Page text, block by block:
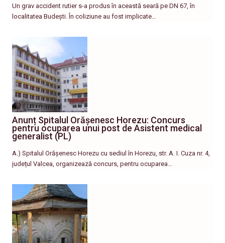
Un grav accident rutier s-a produs în această seară pe DN 67, în
localitatea Budești. În coliziune au fost implicate…
Anunț Spitalul Orășenesc Horezu: Concurs
pentru ocuparea unui post de Asistent medical
generalist (PL)
A.) Spitalul Orășenesc Horezu cu sediul în Horezu, str. A. I. Cuza nr. 4,
județul Valcea, organizează concurs, pentru ocuparea…